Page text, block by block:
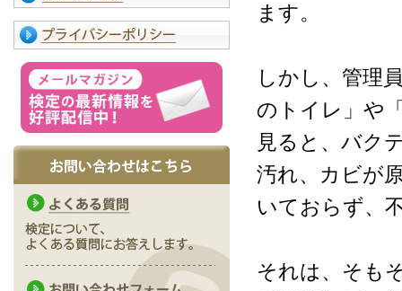
ます。
しかし、管理
のトイレ」や
見ると、バク
汚れ、カビが
いておらず、
それは、そも